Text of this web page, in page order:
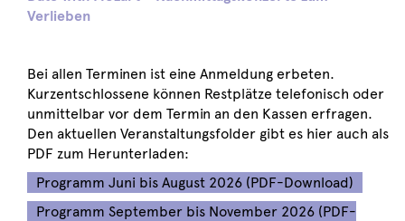
Verlieben
Bei allen Terminen ist eine Anmeldung erbeten.
Kurzentschlossene können Restplätze telefonisch oder
unmittelbar vor dem Termin an den Kassen erfragen.
Den aktuellen Veranstaltungsfolder gibt es hier auch als
PDF zum Herunterladen:
Programm Juni bis August 2026 (PDF-Download)
Programm September bis November 2026 (PDF-